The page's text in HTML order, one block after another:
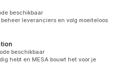
beschikbaar
leveranciers en volg moeiteloos
beschikbaar
hebt en MESA bouwt het voor je